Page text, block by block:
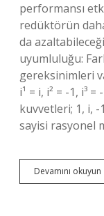
performansı
redüktörün
da
uyumluluğu:
gereksinimleri
i¹ = i, i² = -1, i³
kuvvetleri; 1, i,
sayisi rasyonel
Devamını okuyun